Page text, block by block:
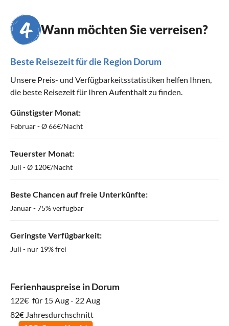
Wann möchten Sie verreisen?
Beste Reisezeit für die Region Dorum
Unsere Preis- und Verfügbarkeitsstatistiken helfen Ihnen,
die beste Reisezeit für Ihren Aufenthalt zu finden.
Günstigster Monat:
Februar - Ø 66€/Nacht
Teuerster Monat:
Juli - Ø 120€/Nacht
Beste Chancen auf freie Unterkünfte:
Januar - 75% verfügbar
Geringste Verfügbarkeit:
Juli - nur 19% frei
Ferienhauspreise in Dorum
122€ für 15 Aug - 22 Aug
82€ Jahresdurchschnitt